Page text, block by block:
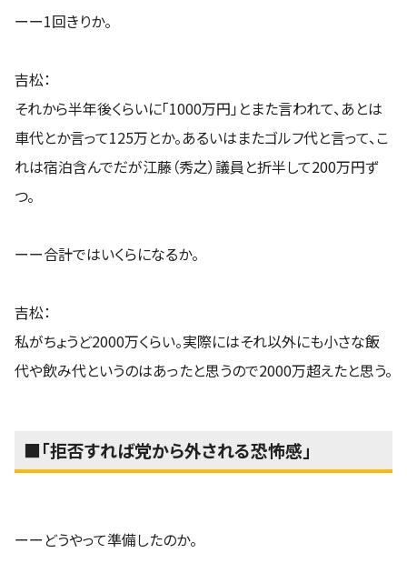
ーー1回きりか。
吉松：
それから半年後くらいに「1000万円」とまた言われて、あとは
車代とか言って125万とか。あるいはまたゴルフ代と言って、こ
れは宿泊含んでだが江藤（秀之）議員と折半して200万円ず
つ。
ーー合計ではいくらになるか。
吉松：
私がちょうど2000万くらい。実際にはそれ以外にも小さな飯
代や飲み代というのはあったと思うので2000万超えたと思う。
■「拒否すれば党から外される恐怖感」
ーーどうやって準備したのか。